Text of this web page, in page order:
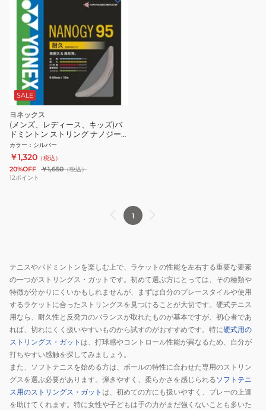
SALE
ヨネックス
(メンズ、レディース、キッズ)バ
ドミントン ストリング ナノジー
95 NBG95-024
カラー ： シルバー
￥1,320 （税込）
20%OFF ￥1,650（税込）
12ポイント
1
テニスやバドミントンを楽しむ上で、ラケットの性能を左右する重要な要素
の一つがストリングス・ガットです。初めて選ぶ方にとっては、その種類や
特徴が分かりにくいかもしれませんが、まずは自分のプレースタイルや使用
するラケットに合ったストリングスを見つけることが大切です。硬式テニス
用なら、耐久性と反発力のバランスが取れたものが基本ですが、初心者であ
れば、切れにくく扱いやすいものから試すのがおすすめです。特に硬式用の
ストリングス・ガット は、打球感やコントロール性能が異なるため、自分が
打ちやすい感触を探してみましょう。
また、ソフトテニスを始める方は、ボールの特性に合わせた専用のストリン
グスを選ぶ必要があります。弾きやすく、柔らかさを感じられるソフトテニ
ス用のストリングス・ガット は、初めての方にも扱いやすく、プレーの上達
を助けてくれます。特に女性や子どもは手の力がまだ強くないことも多いた